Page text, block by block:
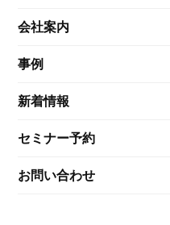
会社案内
事例
新着情報
セミナー予約
お問い合わせ